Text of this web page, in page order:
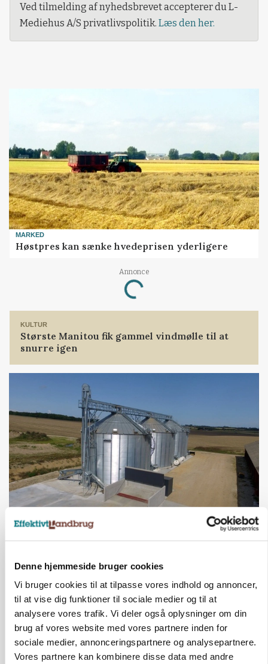
Denne hjemmeside bruger cookies
Vi bruger cookies til at tilpasse vores indhold og annoncer,
til at vise dig funktioner til sociale medier og til at
analysere vores trafik. Vi deler også oplysninger om din
brug af vores website med vores partnere inden for
sociale medier, annonceringspartnere og analysepartnere.
Vores partnere kan kombinere disse data med andre
Ved tilmelding af nyhedsbrevet accepterer du L-
Mediehus A/S privatlivspolitik. Læs den her.
MARKED
Høstpres kan sænke hvedeprisen yderligere
Annonce
Loading...
KULTUR
Største Manitou fik gammel vindmølle til at
snurre igen
BUSINESS
Lokalt generationsskifte skal løfte midtjysk
siloimportør i Norden
ANNONCE
Der kan være penge gemt, i foderstrategien
BUSINESS
Efter fire årtier: Familieejet
vestjysk producent af
staldinventar får ny medejer